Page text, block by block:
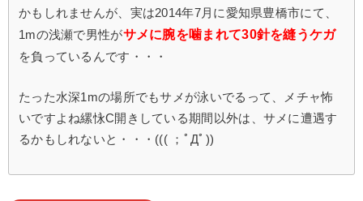
かもしれませんが、実は2014年7月に愛知県豊橋市にて、
1mの浅瀬で男性がサメに腕を噛まれて30針を縫うケガ
を負っているんです・・・
たった水深1mの場所でもサメが泳いでるって、メチャ怖
いですよね縲怺C開きしている期間以外は、サメに遭遇す
るかもしれないと・・・((( ；ﾟДﾟ))